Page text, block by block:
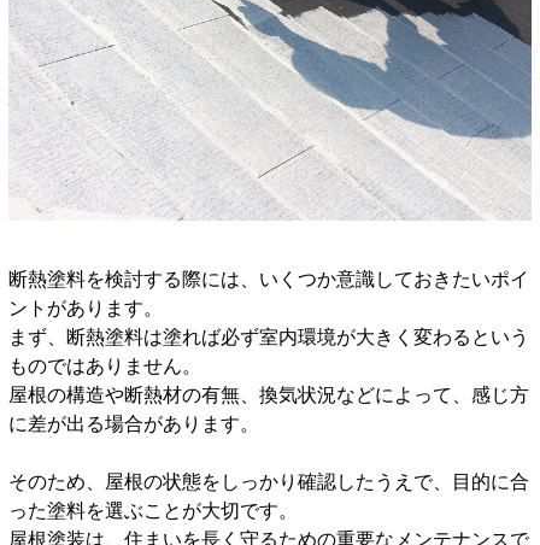
断熱塗料を検討する際には、いくつか意識しておきたいポイ
ントがあります。
まず、断熱塗料は塗れば必ず室内環境が大きく変わるという
ものではありません。
屋根の構造や断熱材の有無、換気状況などによって、感じ方
に差が出る場合があります。
そのため、屋根の状態をしっかり確認したうえで、目的に合
った塗料を選ぶことが大切です。
屋根塗装は、住まいを長く守るための重要なメンテナンスで